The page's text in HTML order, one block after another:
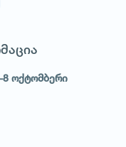
ოქტომბერი